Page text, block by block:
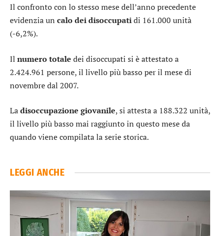
Il confronto con lo stesso mese dell’anno precedente
evidenzia un calo dei disoccupatidi 161.000 unità
(-6,2%).
Il numero totale dei disoccupati si è attestato a
2.424.961 persone, il livello più basso per il mese di
novembre dal 2007.
Ladisoccupazione giovanile, si attesta a 188.322 unità,
il livello più basso mai raggiunto in questo mese da
quando viene compilata la serie storica.
LEGGI ANCHE